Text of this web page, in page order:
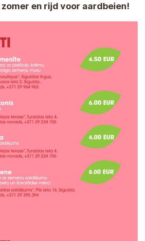
en rijd voor aardbeien!